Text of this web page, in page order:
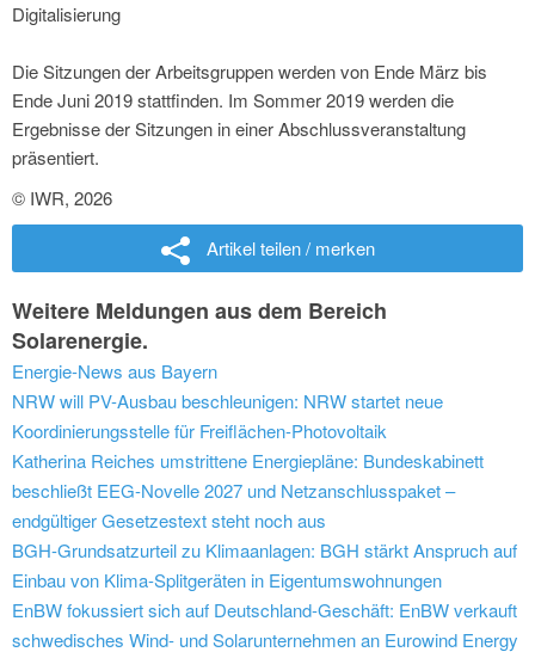
Digitalisierung
Die Sitzungen der Arbeitsgruppen werden von Ende März bis
Ende Juni 2019 stattfinden. Im Sommer 2019 werden die
Ergebnisse der Sitzungen in einer Abschlussveranstaltung
präsentiert.
© IWR, 2026
Artikel teilen / merken
Weitere Meldungen aus dem Bereich
Solarenergie.
Energie-News aus Bayern
NRW will PV-Ausbau beschleunigen: NRW startet neue
Koordinierungsstelle für Freiflächen-Photovoltaik
Katherina Reiches umstrittene Energiepläne: Bundeskabinett
beschließt EEG-Novelle 2027 und Netzanschlusspaket –
endgültiger Gesetzestext steht noch aus
BGH-Grundsatzurteil zu Klimaanlagen: BGH stärkt Anspruch auf
Einbau von Klima-Splitgeräten in Eigentumswohnungen
EnBW fokussiert sich auf Deutschland-Geschäft: EnBW verkauft
schwedisches Wind- und Solarunternehmen an Eurowind Energy